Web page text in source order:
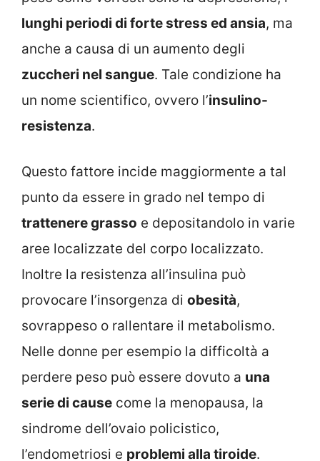
lunghi periodi di forte stress ed ansia, ma
anche a causa di un aumento degli
zuccheri nel sangue. Tale condizione ha
un nome scientifico, ovvero l’insulino-
resistenza.
Questo fattore incide maggiormente a tal
punto da essere in grado nel tempo di
trattenere grasso e depositandolo in varie
aree localizzate del corpo localizzato.
Inoltre la resistenza all’insulina può
provocare l’insorgenza di obesità,
sovrappeso o rallentare il metabolismo.
Nelle donne per esempio la difficoltà a
perdere peso può essere dovuto a una
serie di cause come la menopausa, la
sindrome dell’ovaio policistico,
l’endometriosi e problemi alla tiroide.